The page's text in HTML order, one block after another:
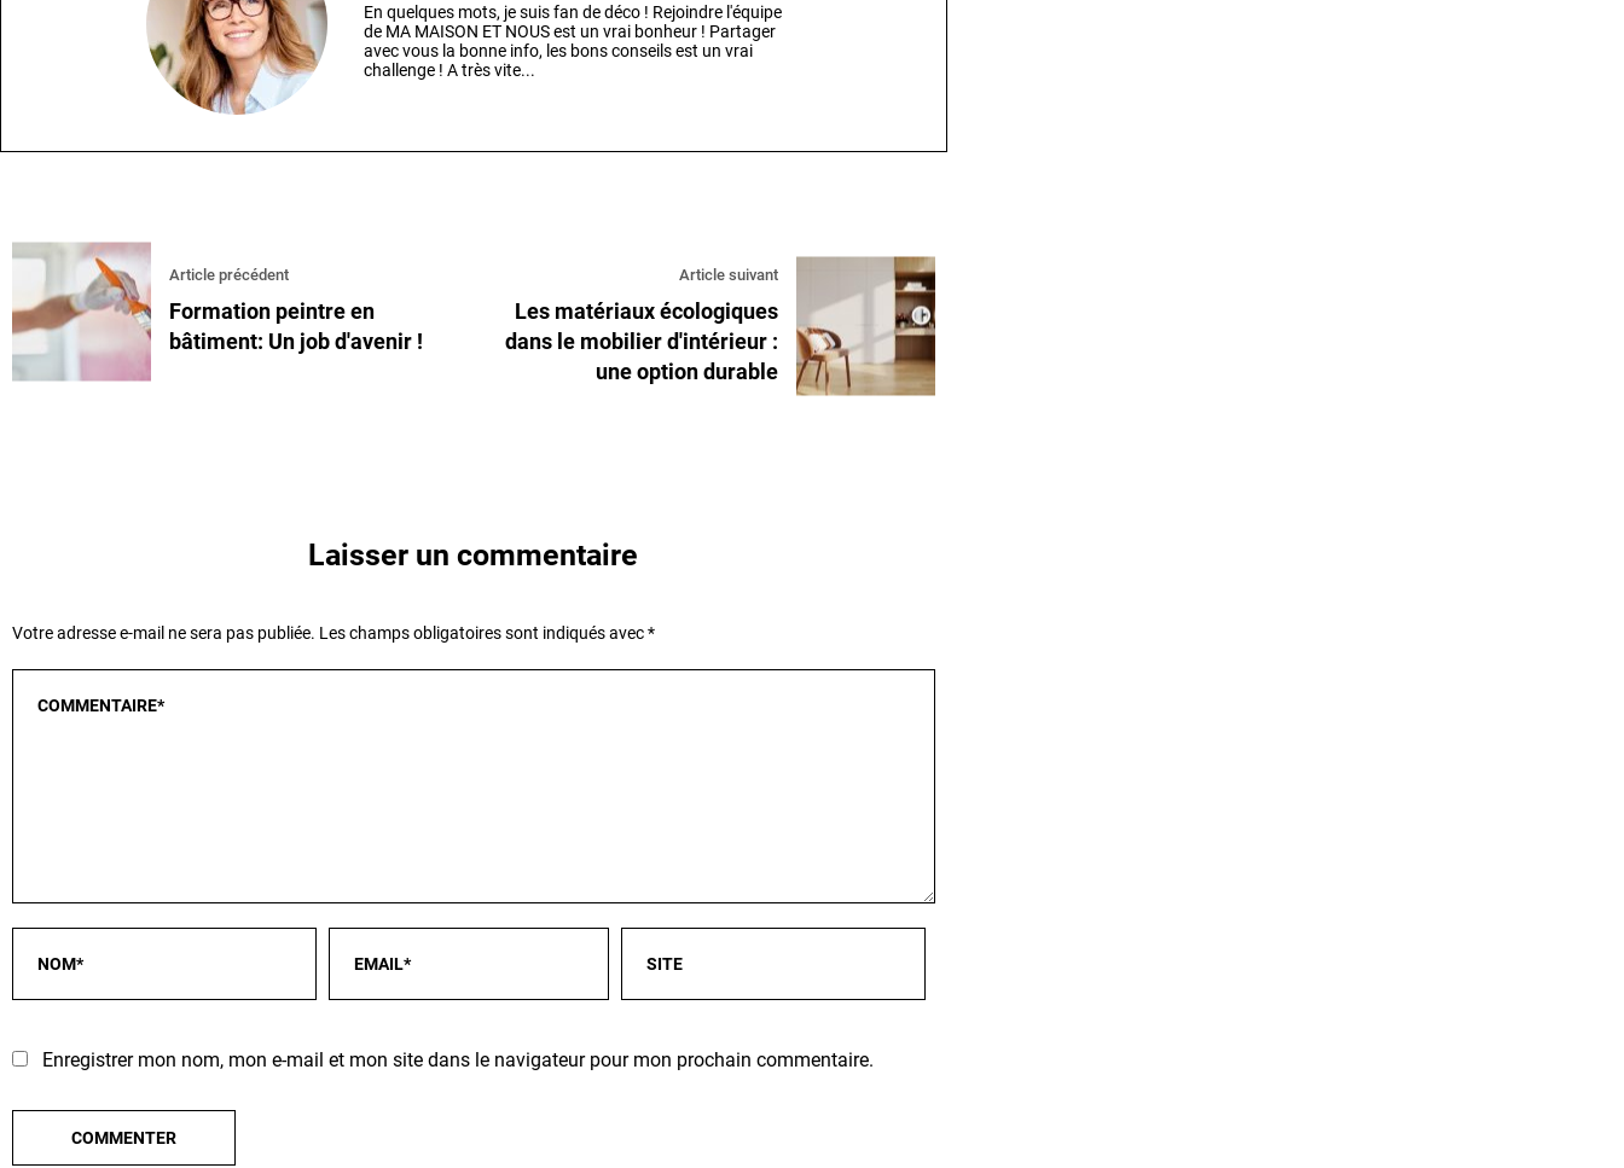
En quelques mots, je suis fan de déco ! Rejoindre l'équipe
de MA MAISON ET NOUS est un vrai bonheur ! Partager
avec vous la bonne info, les bons conseils est un vrai
challenge ! A très vite...
Article précédent
Formation peintre en
bâtiment: Un job d'avenir !
Article suivant
Les matériaux écologiques
dans le mobilier d'intérieur :
une option durable
Laisser un commentaire
Votre adresse e-mail ne sera pas publiée. Les champs obligatoires sont indiqués avec*
Enregistrer mon nom, mon e-mail et mon site dans le navigateur pour mon prochain commentaire.